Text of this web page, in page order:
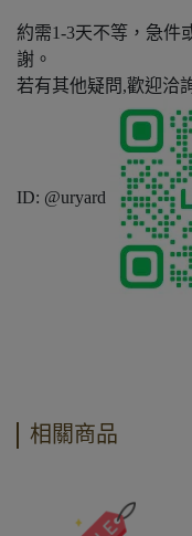
約需1-3天不等，急件
謝。
若有其他疑問,歡迎洽
ID: @uryard
相關商品